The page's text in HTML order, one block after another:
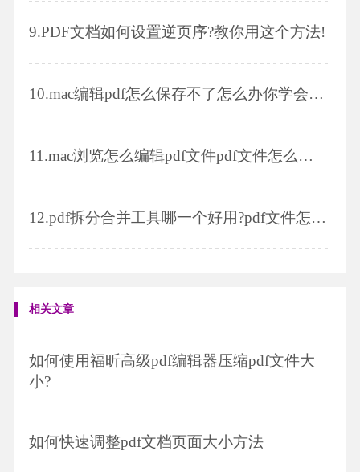
9.PDF文档如何设置逆页序?教你用这个方法!
10.mac编辑pdf怎么保存不了怎么办你学会怎么处理了吗
11.mac浏览怎么编辑pdf文件pdf文件怎么压缩变小
12.pdf拆分合并工具哪一个好用?pdf文件怎么进行拆分
相关文章
如何使用福昕高级pdf编辑器压缩pdf文件大
小?
如何快速调整pdf文档页面大小方法